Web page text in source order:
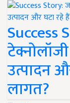
Success
उत्पादन
लागत?